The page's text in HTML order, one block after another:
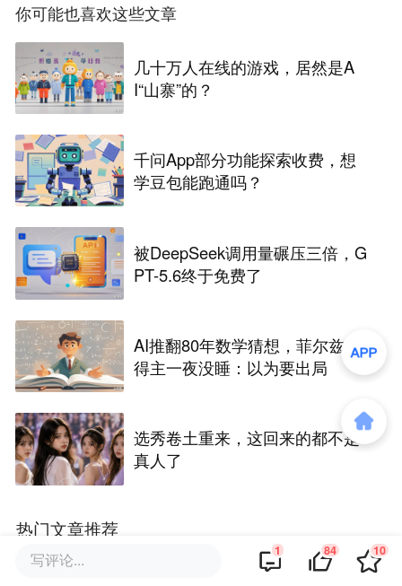
你可能也喜欢这些文章
几十万人在线的游戏，居然是A
I“山寨”的？
千问App部分功能探索收费，想
学豆包能跑通吗？
被DeepSeek调用量碾压三倍，G
PT-5.6终于免费了
AI推翻80年数学猜想，菲尔兹奖
得主一夜没睡：以为要出局
选秀卷土重来，这回来的都不是
真人了
热门文章推荐
企服圈子
写评论... 1 84 10